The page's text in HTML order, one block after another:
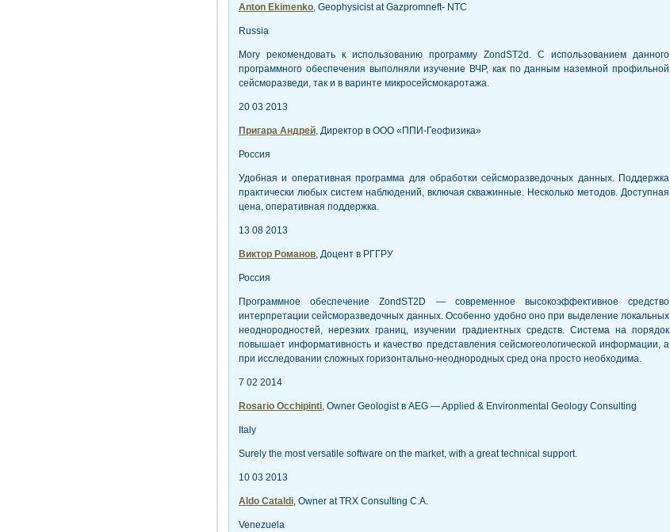
Anton Ekimenko, Geophysicist at Gazpromneft- NTC
Russia
Могу рекомендовать к использованию программу ZondST2d. С использованием данного
программного обеспечения выполняли изучение ВЧР, как по данным наземной профильной
сейсморазведи, так и в варинте микросейсмокаротажа.
20 03 2013
Пригара Андрей, Директор в ООО «ППИ-Геофизика»
Россия
Удобная и оперативная программа для обработки сейсморазведочных данных. Поддержка
практически любых систем наблюдений, включая скважинные. Несколько методов. Доступная
цена, оперативная поддержка.
13 08 2013
Виктор Романов, Доцент в РГГРУ
Россия
Программное обеспечение ZondST2D — современное высокоэффективное средство
интерпретации сейсморазведочных данных. Особенно удобно оно при выделение локальных
неоднородностей, нерезких границ, изучении градиентных средств. Система на порядок
повышает информативность и качество представления сейсмогеологической информации, а
при исследовании сложных горизонтально-неоднородных сред она просто необходима.
7 02 2014
Rosario Occhipinti, Owner Geologist в AEG — Applied & Environmental Geology Consulting
Italy
Surely the most versatile software on the market, with a great technical support.
10 03 2013
Aldo Cataldi, Owner at TRX Consulting C.A.
Venezuela